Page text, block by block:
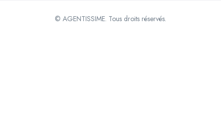
© AGENTISSIME. Tous droits réservés.